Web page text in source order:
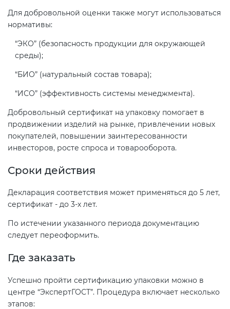
Для добровольной оценки также могут использоваться
нормативы:
“ЭКО” (безопасность продукции для окружающей
среды);
“БИО” (натуральный состав товара);
“ИСО” (эффективность системы менеджмента).
Добровольный сертификат на упаковку помогает в
продвижении изделий на рынке, привлечении новых
покупателей, повышении заинтересованности
инвесторов, росте спроса и товарооборота.
Сроки действия
Декларация соответствия может применяться до 5 лет,
сертификат - до 3-х лет.
По истечении указанного периода документацию
следует переоформить.
Где заказать
Успешно пройти сертификацию упаковки можно в
центре “ЭкспертГОСТ”. Процедура включает несколько
этапов: